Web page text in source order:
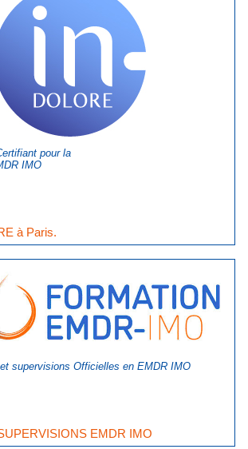
pour la
IMO
à Paris.
supervisions Officielles en EMDR IMO
EMDR IMO